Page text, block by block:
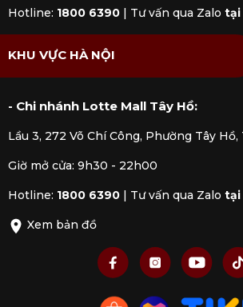
Hotline: 1800 6390 Tư vấn qua Zalo tại
KHU VỰC HÀ NỘI
- Chi nhánh Lotte Mall Tây Hồ:
Lầu 3, 272 Võ Chí Công, Phường Tây Hồ,
Giờ mở cửa: 9h30 - 22h00
Hotline: 1800 6390 Tư vấn qua Zalo tại
Xem bản đồ